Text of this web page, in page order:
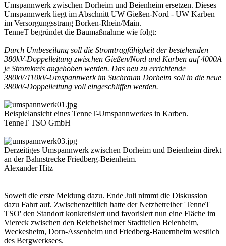
Umspannwerk zwischen Dorheim und Beienheim ersetzen. Dieses
Umspannwerk liegt im Abschnitt UW Gießen-Nord - UW Karben
im Versorgungsstrang Borken-Rhein/Main.
TenneT begründet die Baumaßnahme wie folgt:
Durch Umbeseilung soll die Stromtragfähigkeit der bestehenden
380kV-Doppelleitung zwischen Gießen/Nord und Karben auf 4000A
je Stromkreis angehoben werden. Das neu zu errichtende
380kV/110kV-Umspannwerk im Suchraum Dorheim soll in die neue
380kV-Doppelleitung voll eingeschliffen werden.
Beispielansicht eines TenneT-Umspannwerkes in Karben.
TenneT TSO GmbH
Derzeitiges Umspannwerk zwischen Dorheim und Beienheim direkt
an der Bahnstrecke Friedberg-Beienheim.
Alexander Hitz
Soweit die erste Meldung dazu. Ende Juli nimmt die Diskussion
dazu Fahrt auf. Zwischenzeitlich hatte der Netzbetreiber 'TenneT
TSO' den Standort konkretisiert und favorisiert nun eine Fläche im
Viereck zwischen den Reichelsheimer Stadtteilen Beienheim,
Weckesheim, Dorn-Assenheim und Friedberg-Bauernheim westlich
des Bergwerksees.